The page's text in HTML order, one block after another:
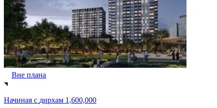
Вне плана
Начиная с дирхам 1,600,000